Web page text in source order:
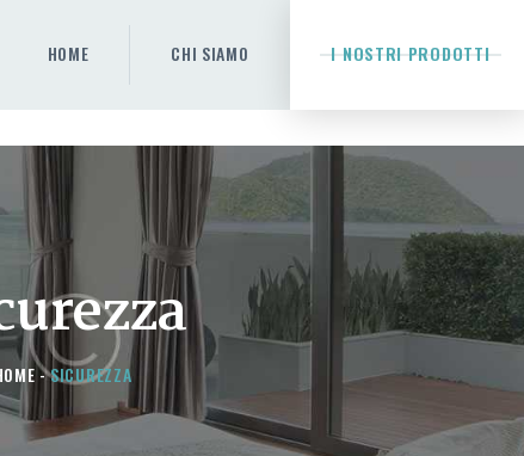
HOME CHI SIAMO I NOSTRI PRODOTTI
SICUREZZA